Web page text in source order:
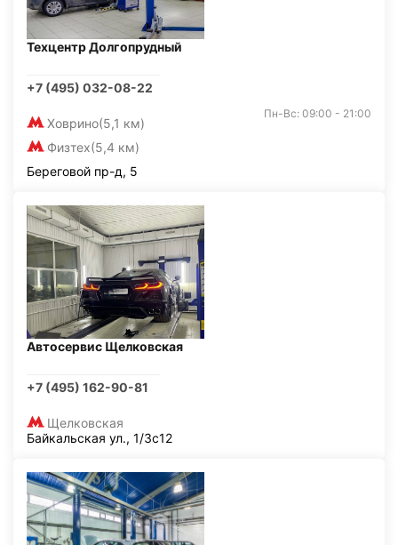
Техцентр Долгопрудный
+7 (495) 032-08-22
Ховрино(5,1 км)
Физтех(5,4 км)
Пн-Вс: 09:00 - 21:00
Береговой пр-д, 5
Автосервис Щелковская
+7 (495) 162-90-81
Щелковская
Байкальская ул., 1/3с12